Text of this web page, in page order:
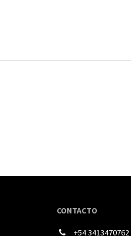
CONTACTO
+54 3413470762